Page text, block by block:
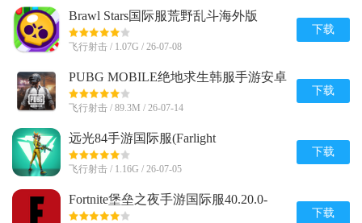
Brawl Stars国际服荒野乱斗海外版
v68.263 新赛季版
飞行射击 / 1.07G / 26-07-08
下载
PUBG MOBILE绝地求生韩服手游安卓
版v4.3.0 官方直装版
飞行射击 / 89.3M / 26-07-14
下载
远光84手游国际服(Farlight
84)2.6.2.3.1064316 最新完整版
飞行射击 / 1.16G / 26-07-05
下载
Fortnite堡垒之夜手游国际服40.20.0-
52886634-Android 国际版
下载